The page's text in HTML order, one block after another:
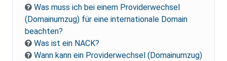
Was muss ich bei einem Providerwechsel
(Domainumzug) für eine internationale Domain
beachten?
Was ist ein NACK?
Wann kann ein Providerwechsel (Domainumzug)